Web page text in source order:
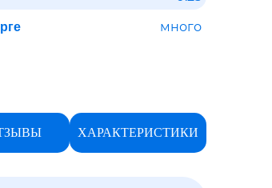
много
ХАРАКТЕРИСТИКИ